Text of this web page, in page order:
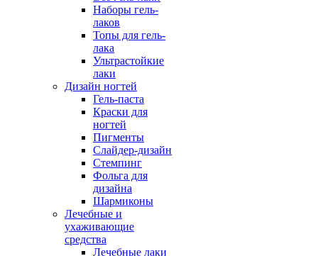
Наборы гель-
лаков
Топы для гель-
лака
Ультрастойкие
лаки
Дизайн ногтей
Гель-паста
Краски для
ногтей
Пигменты
Слайдер-дизайн
Стемпинг
Фольга для
дизайна
Шармиконы
Лечебные и
ухаживающие
средства
Лечебные лаки